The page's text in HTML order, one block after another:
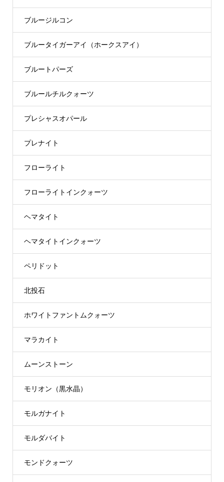
ブルージルコン
ブルータイガーアイ（ホークスアイ）
ブルートパーズ
ブルールチルクォーツ
プレシャスオパール
プレナイト
フローライト
フローライトインクォーツ
ヘマタイト
ヘマタイトインクォーツ
ペリドット
北投石
ホワイトファントムクォーツ
マラカイト
ムーンストーン
モリオン（黒水晶）
モルガナイト
モルダバイト
モンドクォーツ